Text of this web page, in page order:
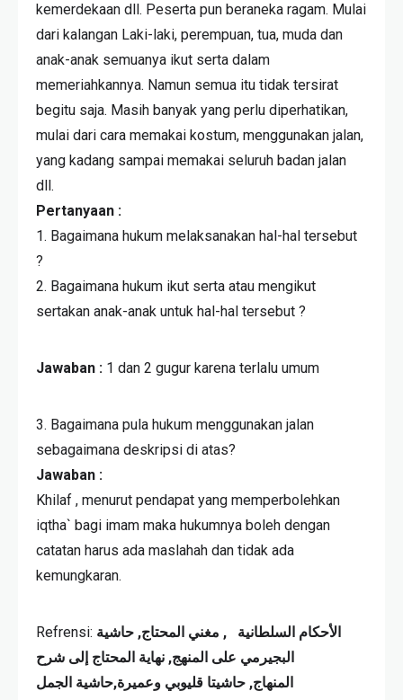
kemerdekaan dll. Peserta pun beraneka ragam. Mulai
dari kalangan Laki-laki, perempuan, tua, muda dan
anak-anak semuanya ikut serta dalam
memeriahkannya. Namun semua itu tidak tersirat
begitu saja. Masih banyak yang perlu diperhatikan,
mulai dari cara memakai kostum, menggunakan jalan,
yang kadang sampai memakai seluruh badan jalan
dll.
Pertanyaan :
1. Bagaimana hukum melaksanakan hal-hal tersebut
?
2. Bagaimana hukum ikut serta atau mengikut
sertakan anak-anak untuk hal-hal tersebut ?
Jawaban : 1 dan 2 gugur karena terlalu umum
3. Bagaimana pula hukum menggunakan jalan
sebagaimana deskripsi di atas?
Jawaban :
Khilaf , menurut pendapat yang memperbolehkan
iqtha` bagi imam maka hukumnya boleh dengan
catatan harus ada maslahah dan tidak ada
kemungkaran.
Refrensi:
البجيرمي على المنهج, نهاية المحتاج إلى شرح
المنهاج, حاشيتا قليوبي وعميرة,حاشية الجمل